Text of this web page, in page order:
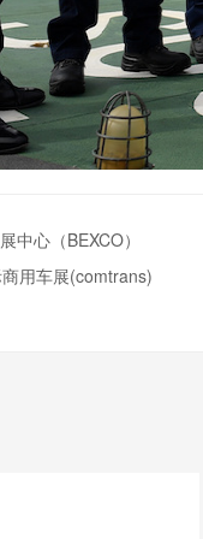
中心（BEXCO）
用车展(comtrans)